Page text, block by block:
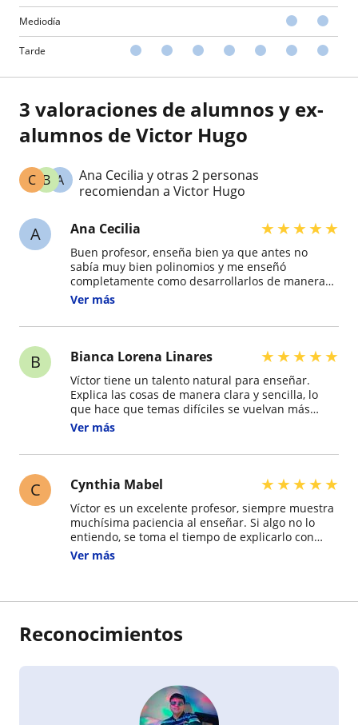
Mediodía
Tarde
3 valoraciones de alumnos y ex-
alumnos de Victor Hugo
A
B
C
Ana Cecilia y otras 2 personas
recomiendan a Victor Hugo
A Ana Cecilia ★★★★★
Buen profesor, enseña bien ya que antes no
sabía muy bien polinomios y me enseñó
completamente como desarrollarlos de manera
fácil y sencilla, ahora los ejercicios que me deja
contrataré sus servicios.
Ver más
B Bianca Lorena Linares ★★★★★
Víctor tiene un talento natural para enseñar.
Explica las cosas de manera clara y sencilla, lo
que hace que temas difíciles se vuelvan más
comprensibles. Además, sabe cuándo intervenir y
a desarrollar seguridad y autonomía. Su forma de
Ver más
C Cynthia Mabel ★★★★★
Víctor es un excelente profesor, siempre muestra
muchísima paciencia al enseñar. Si algo no lo
entiendo, se toma el tiempo de explicarlo con
ejercicios, incluso los hace conmigo paso a paso.
Ver más
Reconocimientos